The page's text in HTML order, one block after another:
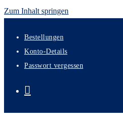
Zum Inhalt springen
Bestellungen
Konto-Details
Passwort vergessen